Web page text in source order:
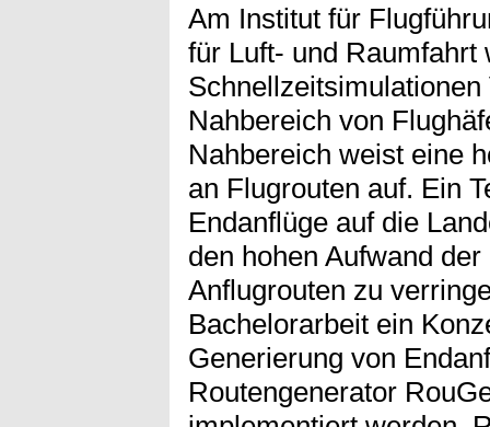
Am Institut für
für Luft- und Raumfahrt
Nahbereich von
Nahbereich weist eine
an Flugrouten auf. Ein
Endanflüge auf die
den hohen Aufwand
Anflugrouten zu
Bachelorarbeit ein
Generierung von
Routengenerator